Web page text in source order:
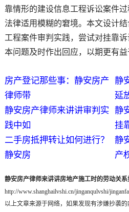
靠情形的建设信息工程诉讼案件过
法律适用模糊的窘境。本文设计
工程案件审判实践，尝试对挂靠
本问题及时作出回应，以期更有益
房产登记那些事：静安房产
律师带
静
延
静安房产律师来讲讲审判实
践中如
静
挂
二手房抵押转让如何进行？
静安房
静
产
静安房产律师来讲讲房地产施工时的劳动关系
http://www.shanghailvshi.cn/jinganqulvshi/
以上文章来源于网络，如果发现有涉嫌抄袭的